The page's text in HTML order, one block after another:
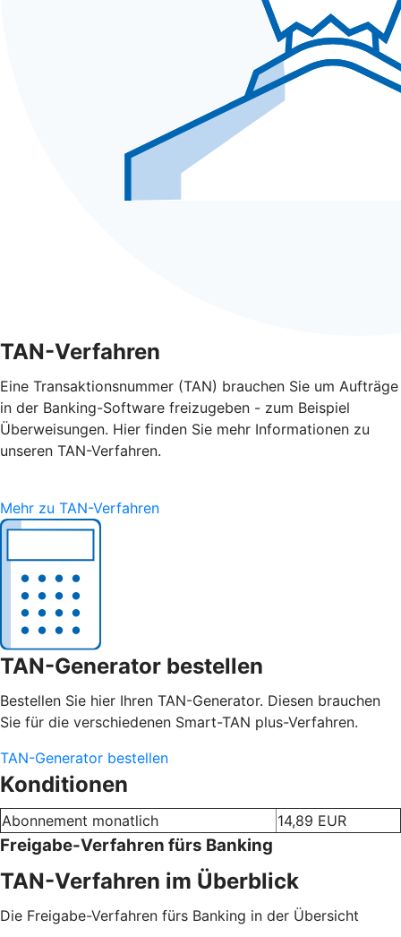
TAN-Verfahren
Eine Transaktionsnummer (TAN) brauchen Sie um Aufträge
in der Banking-Software freizugeben - zum Beispiel
Überweisungen. Hier finden Sie mehr Informationen zu
unseren TAN-Verfahren.
Mehr zu TAN-Verfahren
TAN-Generator bestellen
Bestellen Sie hier Ihren TAN-Generator. Diesen brauchen
Sie für die verschiedenen Smart-TAN plus-Verfahren.
TAN-Generator bestellen
Konditionen
Abonnement monatlich 14,89 EUR
Freigabe-Verfahren fürs Banking
TAN-Verfahren im Überblick
Die Freigabe-Verfahren fürs Banking in der Übersicht